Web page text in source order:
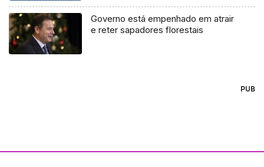
Governo está empenhado em atrair
e reter sapadores florestais
PUB